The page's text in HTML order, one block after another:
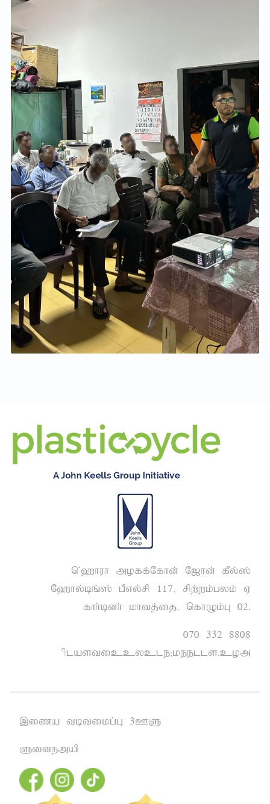
n~`huh moff;Nfhd; N[hd; fPy;];
N`hy;bq;]; gPvy;rp 117> rpw;wk;gyk; V
fhh;bdh; khtj;ij> nfhOk;G 02.
070 332 8808
plasticcycle@keells.com
,iza tbtikg;G 3CS
Sitemap